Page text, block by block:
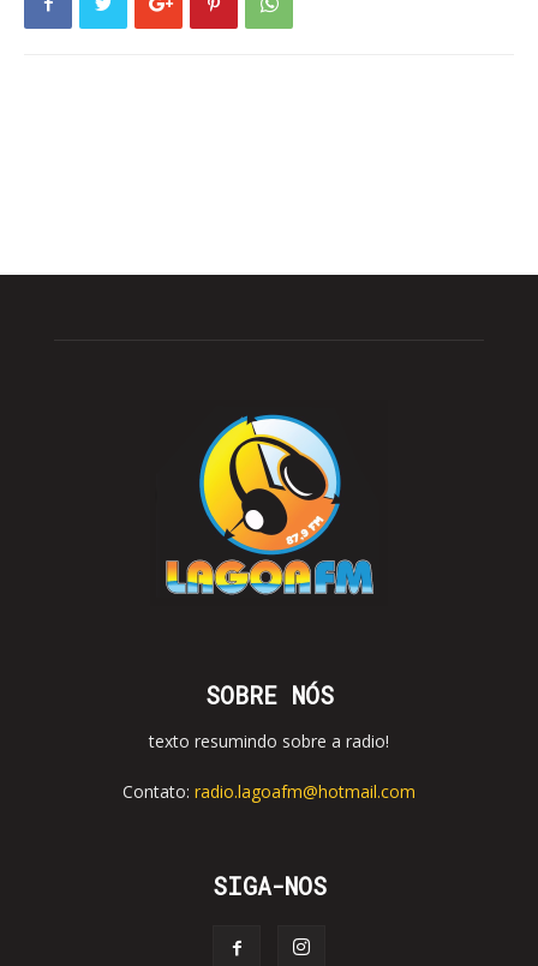
SOBRE NÓS
texto resumindo sobre a radio!
Contato: radio.lagoafm@hotmail.com
SIGA-NOS